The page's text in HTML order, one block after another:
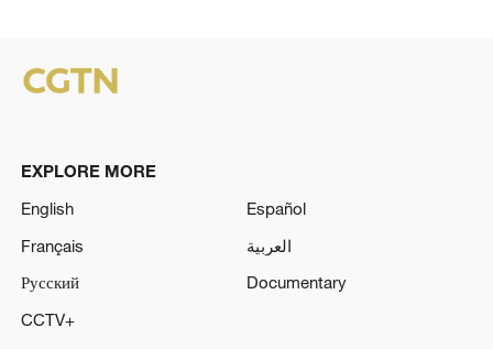
EXPLORE MORE
English
Español
Français
العربية
Русский
Documentary
CCTV+